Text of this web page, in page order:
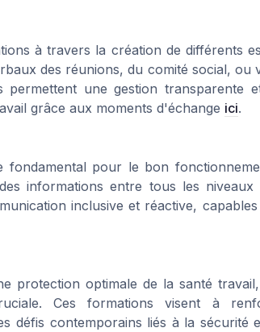
à travers la création de différents
des réunions, du comité social, ou
permettent une gestion transparente
grâce aux moments d'échange ici.
fondamental pour le bon
informations entre tous les
inclusive et réactive,
protection optimale de la santé
Ces formations visent à
défis contemporains liés à la sécurité